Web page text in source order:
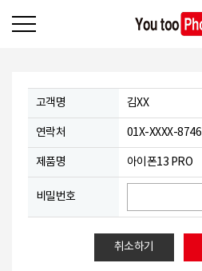
고객명 김XX
연락처 01X-XXXX-8746
제품명 아이폰13 PRO
비밀번호
취소하기